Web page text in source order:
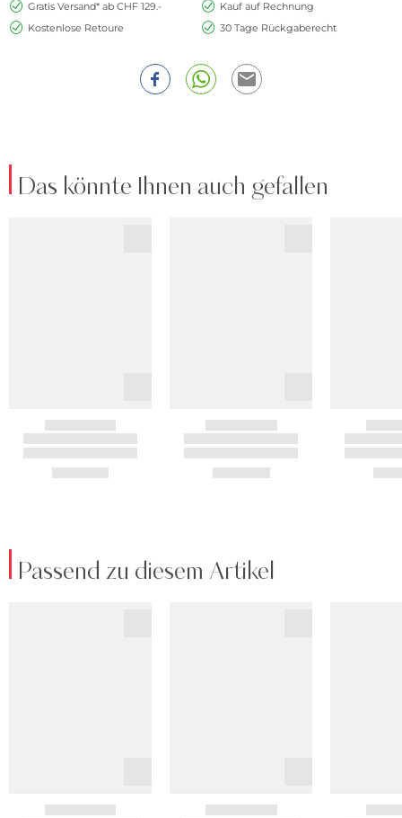
Gratis Versand* ab CHF 129.-
Kauf auf Rechnung
Kostenlose Retoure
30 Tage Rückgaberecht
Das könnte Ihnen auch gefallen
Passend zu diesem Artikel